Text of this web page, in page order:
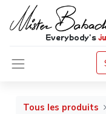
Everybody's
Tous les produits